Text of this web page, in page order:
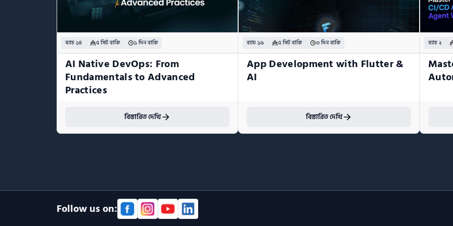
ব্যাচ ১৪ ৫ সিট বাকি ১ দিন বাকি
AI Native DevOps: From
Fundamentals to Advanced
Practices
বিস্তারিত দেখি
ব্যাচ ১৯ ৫ সিট বাকি ৩ দিন বাকি
App Development with Flutter &
AI
বিস্তারিত দেখি
ব্যাচ ২
Follow us on: